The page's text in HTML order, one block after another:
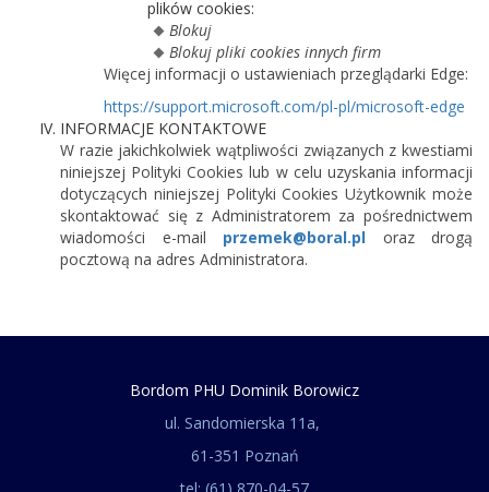
plików cookies:
Blokuj
Blokuj pliki cookies innych firm
Więcej informacji o ustawieniach przeglądarki Edge:
https://support.microsoft.com/pl-pl/microsoft-edge
INFORMACJE KONTAKTOWE
W razie jakichkolwiek wątpliwości związanych z kwestiami
niniejszej Polityki Cookies lub w celu uzyskania informacji
dotyczących niniejszej Polityki Cookies Użytkownik może
skontaktować się z Administratorem za pośrednictwem
wiadomości e-mail przemek@boral.pl oraz drogą
pocztową na adres Administratora.
Bordom PHU Dominik Borowicz
ul. Sandomierska 11a,
61-351 Poznań